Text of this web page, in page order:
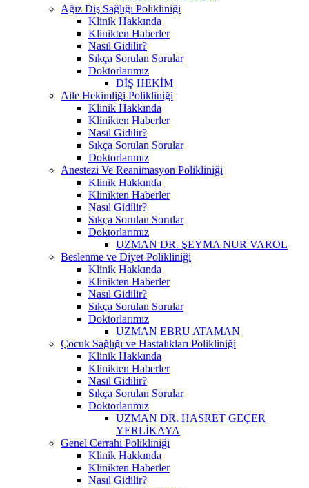
Ağız Diş Sağlığı Polikliniği
Klinik Hakkında
Klinikten Haberler
Nasıl Gidilir?
Sıkça Sorulan Sorular
Doktorlarımız
DİŞ HEKİM
Aile Hekimliği Polikliniği
Klinik Hakkında
Klinikten Haberler
Nasıl Gidilir?
Sıkça Sorulan Sorular
Doktorlarımız
Anestezi Ve Reanimasyon Polikliniği
Klinik Hakkında
Klinikten Haberler
Nasıl Gidilir?
Sıkça Sorulan Sorular
Doktorlarımız
UZMAN DR. ŞEYMA NUR VAROL
Beslenme ve Diyet Polikliniği
Klinik Hakkında
Klinikten Haberler
Nasıl Gidilir?
Sıkça Sorulan Sorular
Doktorlarımız
UZMAN EBRU ATAMAN
Çocuk Sağlığı ve Hastalıkları Polikliniği
Klinik Hakkında
Klinikten Haberler
Nasıl Gidilir?
Sıkça Sorulan Sorular
Doktorlarımız
UZMAN DR. HASRET GEÇER
YERLİKAYA
Genel Cerrahi Polikliniği
Klinik Hakkında
Klinikten Haberler
Nasıl Gidilir?